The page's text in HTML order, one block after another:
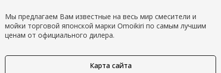
Мы предлагаем Вам известные на весь мир смесители и
мойки торговой японской марки Omoikiri по самым лучшим
ценам от официального дилера.
Карта сайта